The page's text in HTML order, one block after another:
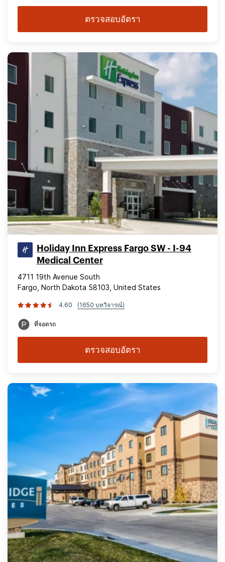
ตรวจสอบอัตรา
Holiday Inn Express Fargo SW - I-94
Medical Center
4711 19th Avenue South
Fargo, North Dakota 58103, United States
4.60 (1650 บทวิจารณ์)
ที่จอดรถ
ตรวจสอบอัตรา